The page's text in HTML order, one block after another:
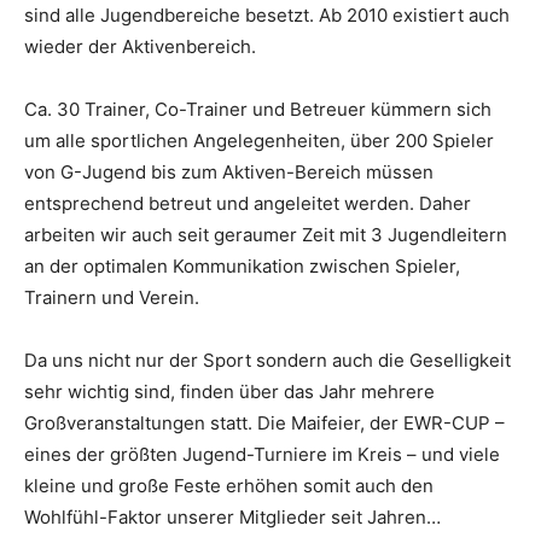
sind alle Jugendbereiche besetzt. Ab 2010 existiert auch
wieder der Aktivenbereich.
Ca. 30 Trainer, Co-Trainer und Betreuer kümmern sich
um alle sportlichen Angelegenheiten, über 200 Spieler
von G-Jugend bis zum Aktiven-Bereich müssen
entsprechend betreut und angeleitet werden. Daher
arbeiten wir auch seit geraumer Zeit mit 3 Jugendleitern
an der optimalen Kommunikation zwischen Spieler,
Trainern und Verein.
Da uns nicht nur der Sport sondern auch die Geselligkeit
sehr wichtig sind, finden über das Jahr mehrere
Großveranstaltungen statt. Die Maifeier, der EWR-CUP –
eines der größten Jugend-Turniere im Kreis – und viele
kleine und große Feste erhöhen somit auch den
Wohlfühl-Faktor unserer Mitglieder seit Jahren…